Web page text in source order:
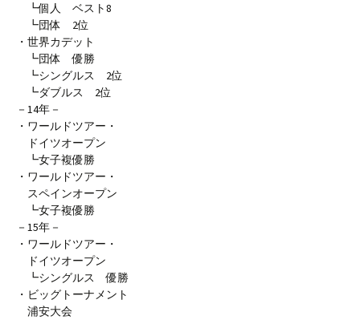
┗個人 ベスト8
┗団体 2位
・世界カデット
┗団体 優勝
┗シングルス 2位
┗ダブルス 2位
－14年－
・ワールドツアー・
ドイツオープン
┗女子複優勝
・ワールドツアー・
スペインオープン
┗女子複優勝
－15年－
・ワールドツアー・
ドイツオープン
┗シングルス 優勝
・ビッグトーナメント
浦安大会